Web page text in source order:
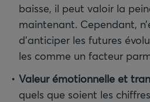
baisse, il peut valoir la
maintenant. Cependant,
d’anticiper les futures
les comme un facteur
Valeur émotionnelle et
quels que soient les